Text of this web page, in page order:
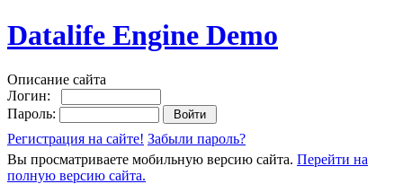
Datalife Engine Demo
Описание сайта
Логин:
Пароль:
Регистрация на сайте! Забыли пароль?
Вы просматриваете мобильную версию сайта. Перейти на
полную версию сайта.